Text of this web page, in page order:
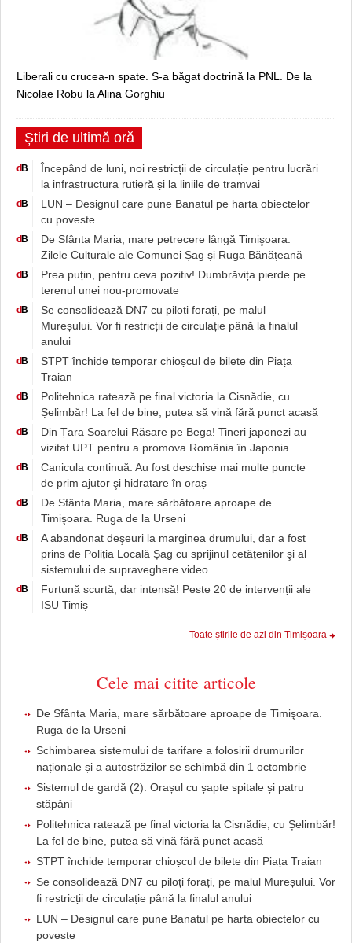
Liberali cu crucea-n spate. S-a băgat doctrină la PNL. De la
Nicolae Robu la Alina Gorghiu
Știri de ultimă oră
d B
Începând de luni, noi restricții de circulație pentru lucrări
la infrastructura rutieră și la liniile de tramvai
d B
LUN – Designul care pune Banatul pe harta obiectelor
cu poveste
d B
De Sfânta Maria, mare petrecere lângă Timişoara:
Zilele Culturale ale Comunei Șag și Ruga Bănățeană
d B
Prea puțin, pentru ceva pozitiv! Dumbrăvița pierde pe
terenul unei nou-promovate
d B
Se consolidează DN7 cu piloți forați, pe malul
Mureșului. Vor fi restricții de circulație până la finalul
anului
d B
STPT închide temporar chioșcul de bilete din Piața
Traian
d B
Politehnica ratează pe final victoria la Cisnădie, cu
Șelimbăr! La fel de bine, putea să vină fără punct acasă
d B
Din Țara Soarelui Răsare pe Bega! Tineri japonezi au
vizitat UPT pentru a promova România în Japonia
d B
Canicula continuă. Au fost deschise mai multe puncte
de prim ajutor şi hidratare în oraș
d B
De Sfânta Maria, mare sărbătoare aproape de
Timişoara. Ruga de la Urseni
d B
A abandonat deşeuri la marginea drumului, dar a fost
prins de Poliția Locală Șag cu sprijinul cetățenilor şi al
sistemului de supraveghere video
d B
Furtună scurtă, dar intensă! Peste 20 de intervenții ale
ISU Timiș
Toate știrile de azi din Timișoara
Cele mai citite articole
De Sfânta Maria, mare sărbătoare aproape de Timişoara.
Ruga de la Urseni
Schimbarea sistemului de tarifare a folosirii drumurilor
naționale și a autostrăzilor se schimbă din 1 octombrie
Sistemul de gardă (2). Orașul cu șapte spitale și patru
stăpâni
Politehnica ratează pe final victoria la Cisnădie, cu Șelimbăr!
La fel de bine, putea să vină fără punct acasă
STPT închide temporar chioșcul de bilete din Piața Traian
Se consolidează DN7 cu piloți forați, pe malul Mureșului. Vor
fi restricții de circulație până la finalul anului
LUN – Designul care pune Banatul pe harta obiectelor cu
poveste